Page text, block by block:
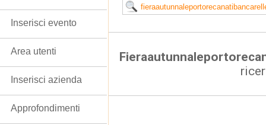
Inserisci evento
Area utenti
Inserisci azienda
Approfondimenti